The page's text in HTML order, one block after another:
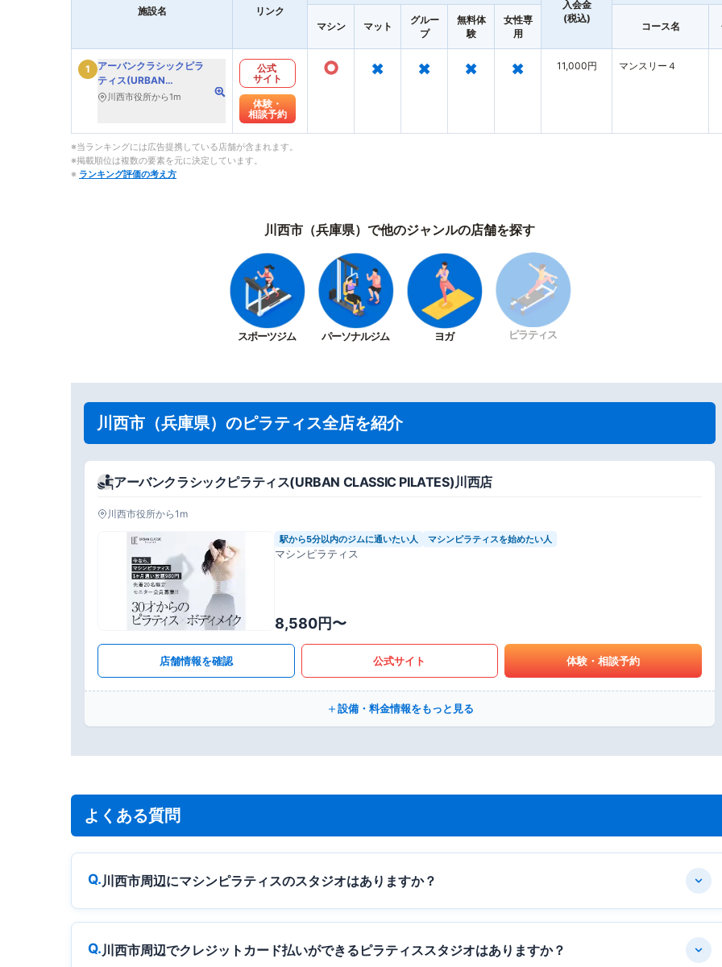
施設名 リンク
入会金
(税込)
マシン マット
グルー
プ
無料体
験
女性専
用
コース名
1
アーバンクラシックピラ
ティス(URBAN
CLASSIC PILATES)
川西市役所から1m
公式
サイト
体験・
相談予約
○ × × × × 11,000円 マンスリー４
※当ランキングには広告提携している店舗が含まれます。
※掲載順位は複数の要素を元に決定しています。
※ ランキング評価の考え方
川西市（兵庫県）で他のジャンルの店舗を探す
スポーツジム パーソナルジム ヨガ ピラティス
川西市（兵庫県）のピラティス全店を紹介
アーバンクラシックピラティス(URBAN CLASSIC PILATES)川西店
川西市役所から1m
駅から5分以内のジムに通いたい人 マシンピラティスを始めたい人
マシンピラティス
8,580円〜
店舗情報を確認 公式サイト 体験・相談予約
設備・料金情報をもっと見る
よくある質問
川西市周辺にマシンピラティスのスタジオはありますか？
川西市周辺でクレジットカード払いができるピラティススタジオはありますか？